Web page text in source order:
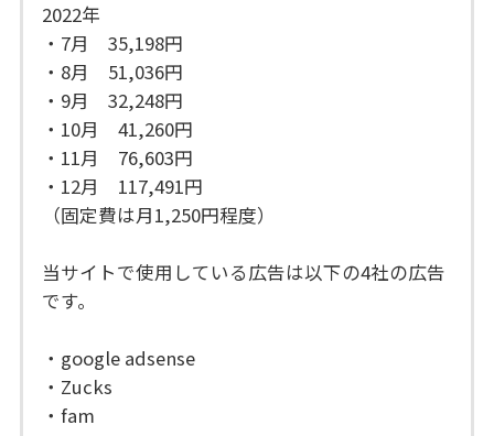
2022年
・7月 35,198円
・8月 51,036円
・9月 32,248円
・10月 41,260円
・11月 76,603円
・12月 117,491円
（固定費は月1,250円程度）
当サイトで使用している広告は以下の4社の広告
です。
・google adsense
・Zucks
・fam